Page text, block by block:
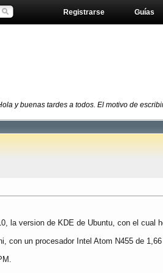
Guías
Registrarse
y buenas tardes a todos. El motivo de
la version de KDE de Ubuntu, con el cual
con un procesador Intel Atom N455 de